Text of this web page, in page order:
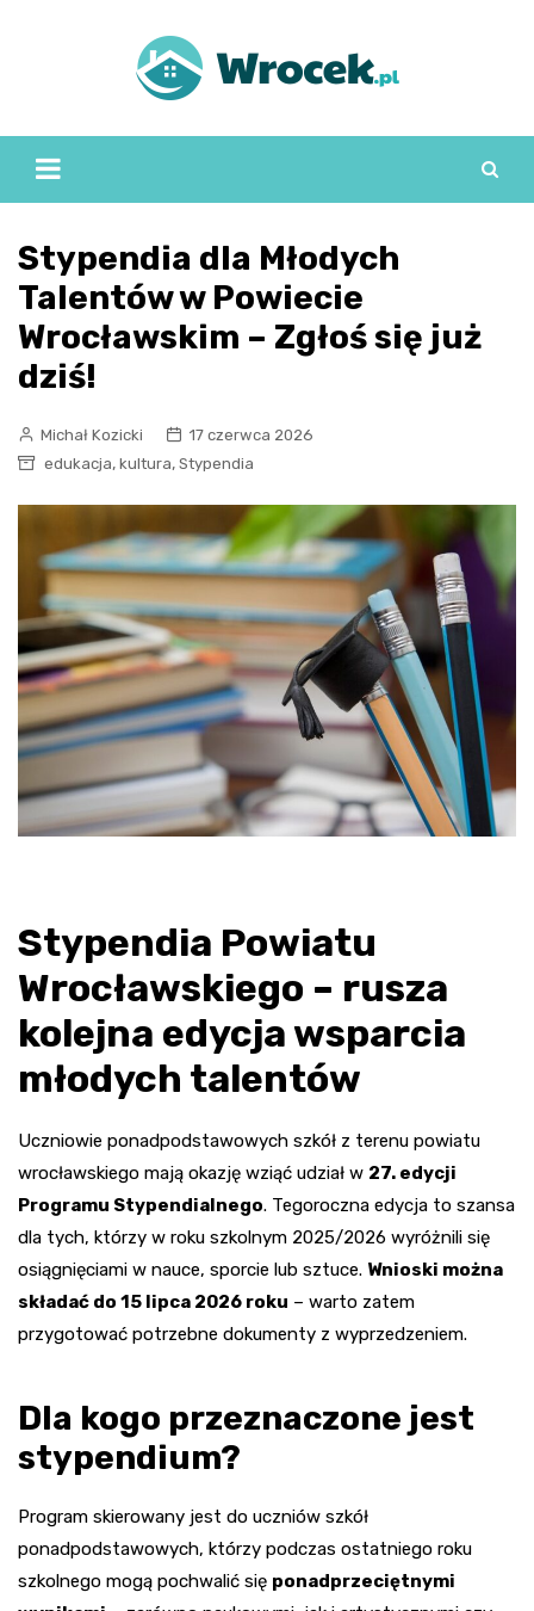
Stypendia dla Młodych
Talentów w Powiecie
Wrocławskim – Zgłoś się już
dziś!
Michał Kozicki
17 czerwca 2026
edukacja, kultura, Stypendia
Stypendia Powiatu
Wrocławskiego – rusza
kolejna edycja wsparcia
młodych talentów
Uczniowie ponadpodstawowych szkół z terenu powiatu
wrocławskiego mają okazję wziąć udział w 27. edycji
Programu Stypendialnego. Tegoroczna edycja to szansa
dla tych, którzy w roku szkolnym 2025/2026 wyróżnili się
osiągnięciami w nauce, sporcie lub sztuce. Wnioski można
składać do 15 lipca 2026 roku – warto zatem
przygotować potrzebne dokumenty z wyprzedzeniem.
Dla kogo przeznaczone jest
stypendium?
Program skierowany jest do uczniów szkół
ponadpodstawowych, którzy podczas ostatniego roku
szkolnego mogą pochwalić się ponadprzeciętnymi